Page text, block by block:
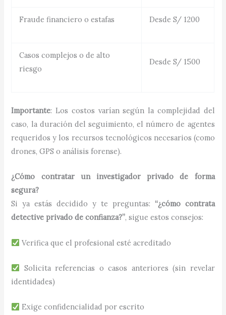
Fraude financiero o estafas Desde S/ 1200
Casos complejos o de alto
riesgo
Desde S/ 1500
Importante: Los costos varían según la complejidad del
caso, la duración del seguimiento, el número de agentes
requeridos y los recursos tecnológicos necesarios (como
drones, GPS o análisis forense).
¿Cómo contratar un investigador privado de forma
segura?
Si ya estás decidido y te preguntas: “¿cómo contrata
detective privado de confianza?”, sigue estos consejos:
Verifica que el profesional esté acreditado
Solicita referencias o casos anteriores (sin revelar
identidades)
Exige confidencialidad por escrito